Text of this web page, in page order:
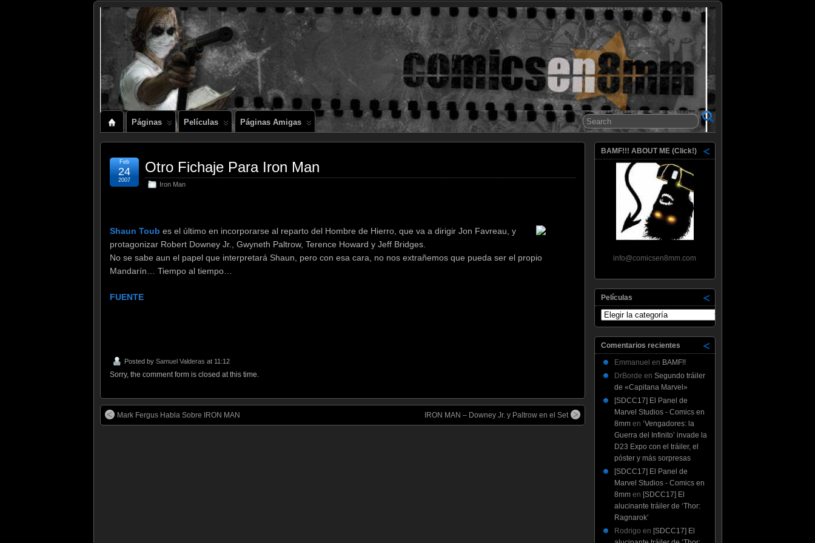
Comics en 8mm
Páginas Películas Páginas Amigas
Otro Fichaje Para Iron Man
Iron Man
Feb
24
2007
Shaun Toub es el último en incorporarse al reparto del Hombre de Hierro, que va a dirigir Jon Favreau, y
protagonizar Robert Downey Jr., Gwyneth Paltrow, Terence Howard y Jeff Bridges.
No se sabe aun el papel que interpretará Shaun, pero con esa cara, no nos extrañemos que pueda ser el propio
Mandarín… Tiempo al tiempo…
FUENTE
Posted by Samuel Valderas at 11:12
Sorry, the comment form is closed at this time.
Mark Fergus Habla Sobre IRON MAN IRON MAN – Downey Jr. y Paltrow en el Set
BAMF!!! ABOUT ME (Click!)
info@comicsen8mm.com
Películas
Películas
Comentarios recientes
Emmanuel en BAMF!!
DrBorde en Segundo tráiler
de «Capitana Marvel»
[SDCC17] El Panel de
Marvel Studios - Comics en
8mmen ‘Vengadores: la
Guerra del Infinito’ invade la
D23 Expo con el tráiler, el
póster y más sorpresas
[SDCC17] El Panel de
Marvel Studios - Comics en
8mmen [SDCC17] El
alucinante tráiler de ‘Thor:
Ragnarok’
Rodrigo en [SDCC17] El